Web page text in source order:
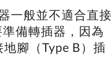
一般並不適合直接
備轉插器，因為
腳（Type B）插